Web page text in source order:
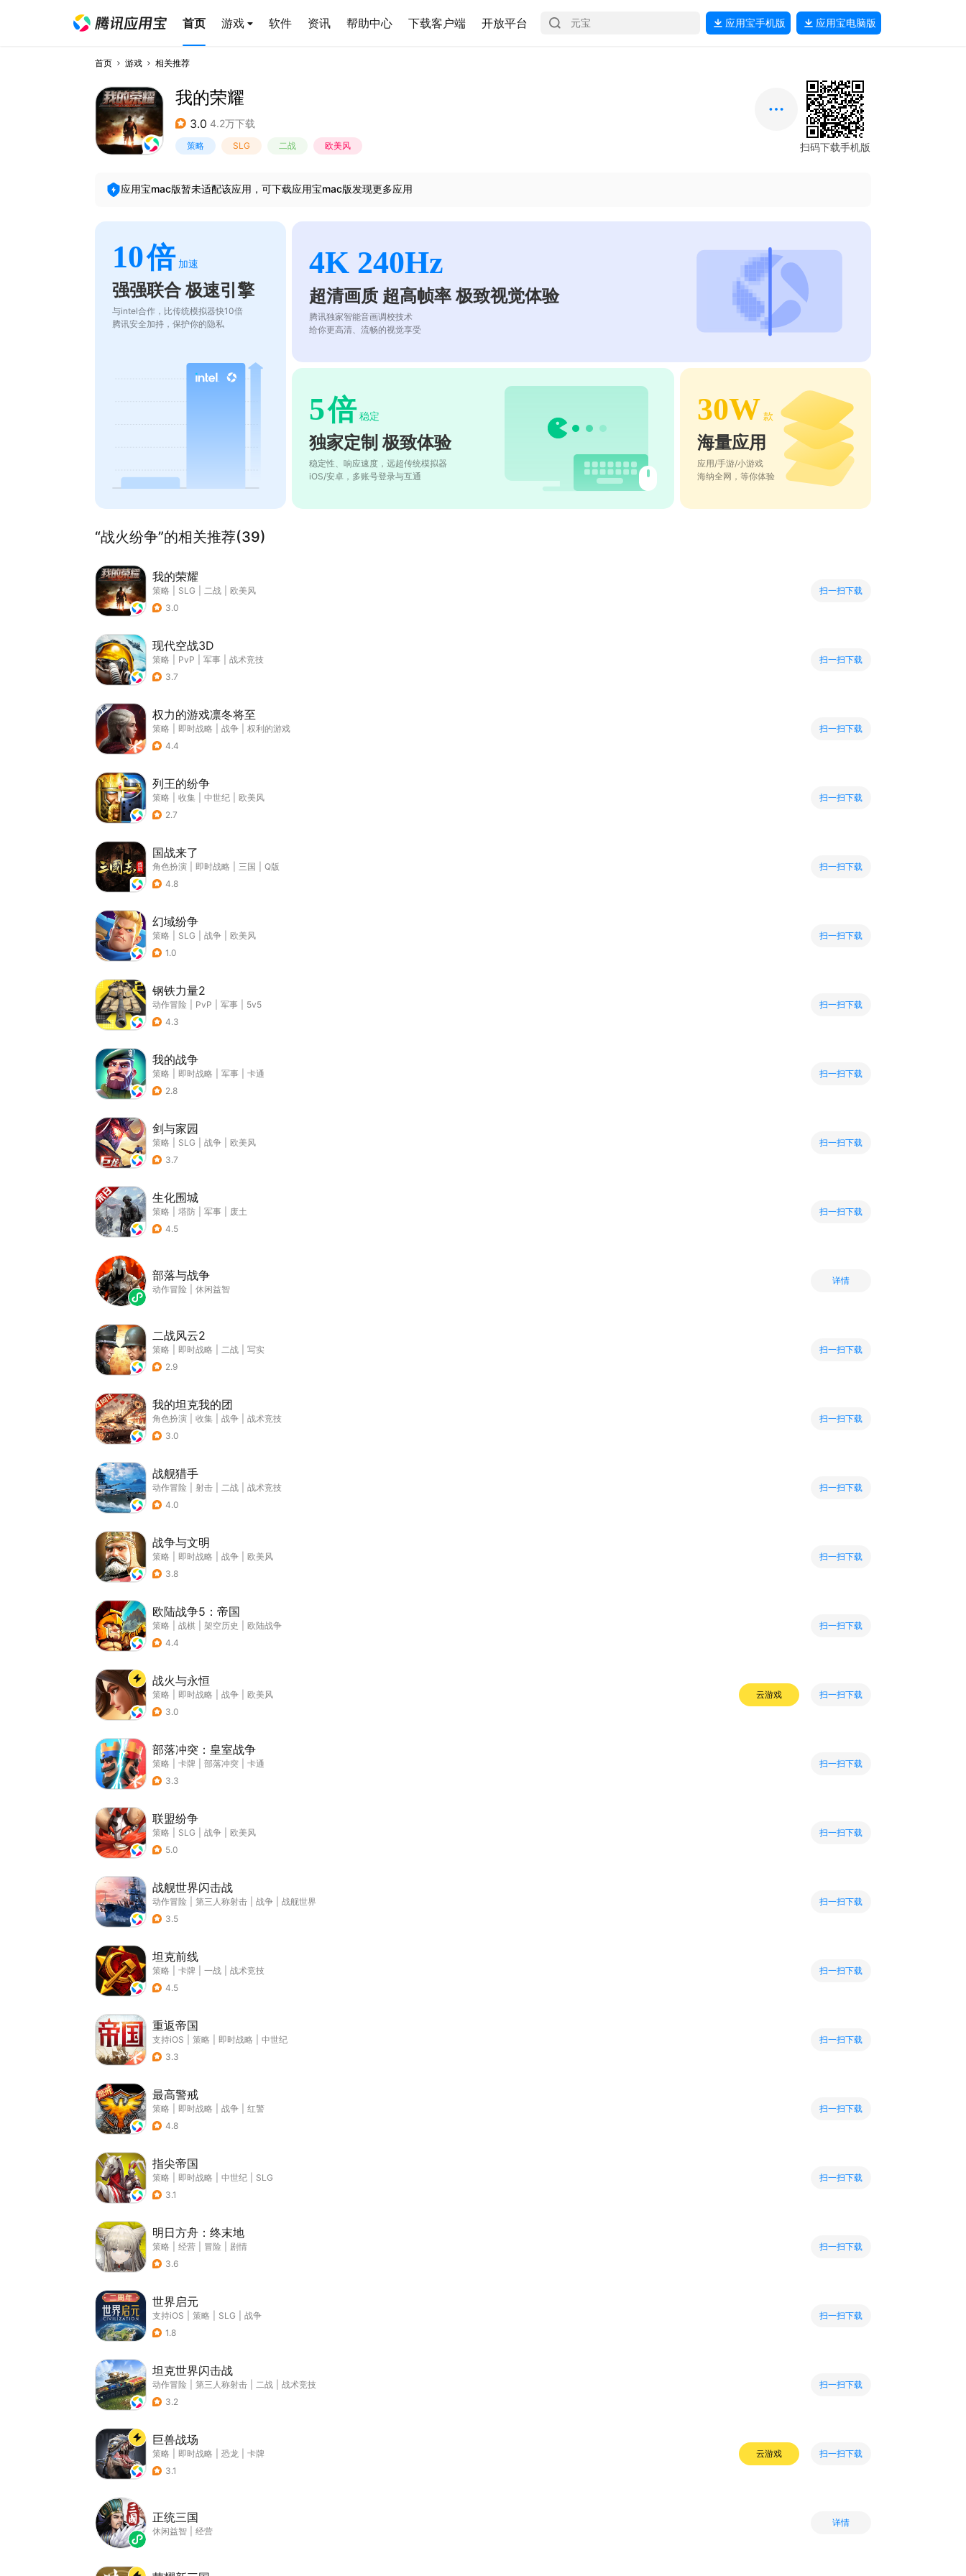
首页 游戏 软件 资讯 帮助中心 下载客户端 开放平台 应用宝手机版 应用宝电脑版
首页 游戏 相关推荐
我的荣耀
3.0 4.2万下载
策略 SLG 二战 欧美风 扫码下载手机版
应用宝mac版暂未适配该应用，可下载应用宝mac版发现更多应用
10倍 加速
强强联合 极速引擎
与intel合作，比传统模拟器快10倍
腾讯安全加持，保护你的隐私
4K 240Hz
超清画质 超高帧率 极致视觉体验
腾讯独家智能音画调校技术
给你更高清、流畅的视觉享受
5倍 稳定
独家定制 极致体验
稳定性、响应速度，远超传统模拟器
iOS/安卓，多账号登录与互通
30W 款
海量应用
应用/手游/小游戏
海纳全网，等你体验
“战火纷争”的相关推荐(39)
我的荣耀
策略 SLG 二战
欧美风
3.0
扫一扫下载
现代空战3D
策略 PvP 军事
战术竞技
3.7
扫一扫下载
权力的游戏凛冬将至
策略 即时战略 战争
权利的游戏
4.4
扫一扫下载
列王的纷争
策略 收集 中世纪
欧美风
2.7
扫一扫下载
国战来了
角色扮演 即时战略 三国
Q版
4.8
扫一扫下载
幻域纷争
策略 SLG 战争
欧美风
1.0
扫一扫下载
钢铁力量2
动作冒险 PvP 军事
5v5
4.3
扫一扫下载
我的战争
策略 即时战略 军事
卡通
2.8
扫一扫下载
剑与家园
策略 SLG 战争
欧美风
3.7
扫一扫下载
生化围城
策略 塔防 军事
废土
4.5
扫一扫下载
部落与战争
动作冒险 休闲益智
详情
二战风云2
策略 即时战略 二战
写实
2.9
扫一扫下载
我的坦克我的团
角色扮演 收集 战争
战术竞技
3.0
扫一扫下载
战舰猎手
动作冒险 射击 二战
战术竞技
4.0
扫一扫下载
战争与文明
策略 即时战略 战争
欧美风
3.8
扫一扫下载
欧陆战争5：帝国
策略 战棋 架空历史
欧陆战争
4.4
扫一扫下载
战火与永恒
策略 即时战略 战争
欧美风
3.0
云游戏 扫一扫下载
部落冲突：皇室战争
策略 卡牌 部落冲突
卡通
3.3
扫一扫下载
联盟纷争
策略 SLG 战争
欧美风
5.0
扫一扫下载
战舰世界闪击战
动作冒险 第三人称射击 战争
战舰世界
3.5
扫一扫下载
坦克前线
策略 卡牌 一战
战术竞技
4.5
扫一扫下载
重返帝国
支持iOS 策略 即时战略
中世纪
3.3
扫一扫下载
最高警戒
策略 即时战略 战争
红警
4.8
扫一扫下载
指尖帝国
策略 即时战略 中世纪
SLG
3.1
扫一扫下载
明日方舟：终末地
策略 经营 冒险
剧情
3.6
扫一扫下载
世界启元
支持iOS 策略 SLG
战争
1.8
扫一扫下载
坦克世界闪击战
动作冒险 第三人称射击 二战
战术竞技
3.2
扫一扫下载
巨兽战场
策略 即时战略 恐龙
卡牌
3.1
云游戏 扫一扫下载
正统三国
休闲益智 经营
详情